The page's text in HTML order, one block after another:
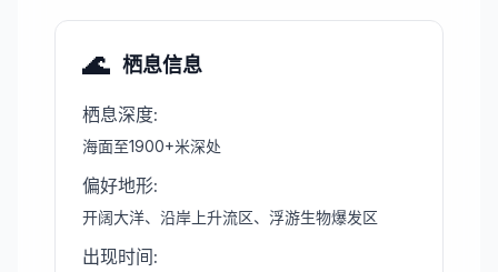
🌊 栖息信息
栖息深度:
海面至1900+米深处
偏好地形:
开阔大洋、沿岸上升流区、浮游生物爆发区
出现时间: